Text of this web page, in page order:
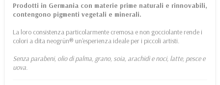
Prodotti in Germania con materie prime naturali e rinnovabili,
contengono pigmenti vegetali e minerali.
La loro consistenza particolarmente cremosa e non gocciolante rende i
colori a dita neogrün® un'esperienza ideale per i piccoli artisti.
Senza parabeni, olio di palma, grano, soia, arachidi e noci, latte, pesce e
uova.